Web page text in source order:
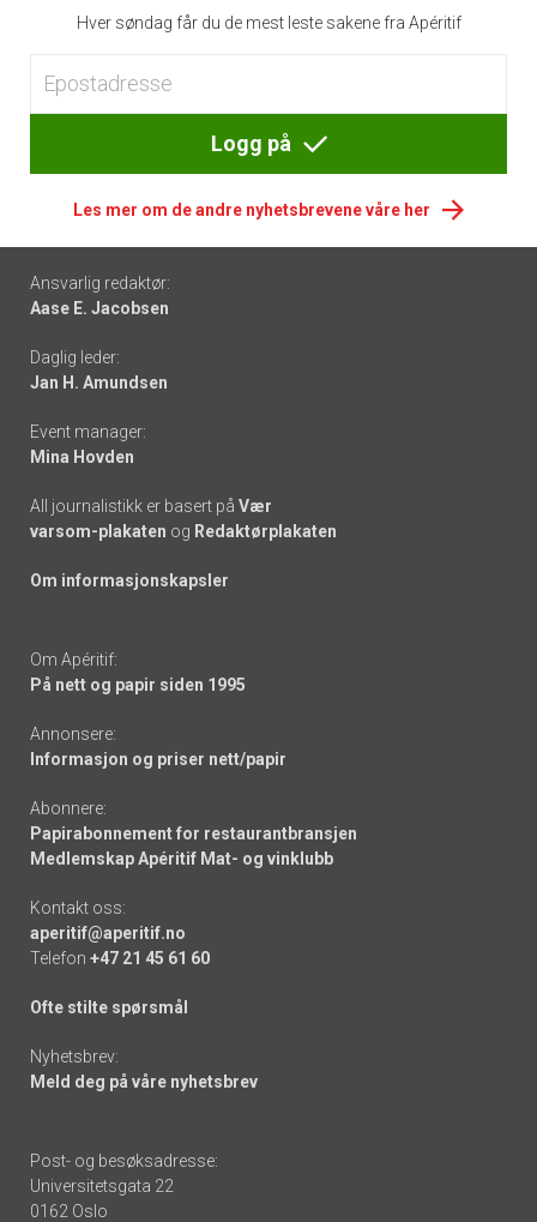
Hver søndag får du de mest leste sakene fra Apéritif
Logg på
Les mer om de andre nyhetsbrevene våre her
Footer
-
links
Ansvarlig redaktør:
Aase E. Jacobsen
Daglig leder:
Jan H. Amundsen
Event manager:
Mina Hovden
All journalistikk er basert på Vær
varsom-plakaten og Redaktørplakaten
Om informasjonskapsler
Om Apéritif:
På nett og papir siden 1995
Annonsere:
Informasjon og priser nett/papir
Abonnere:
Papirabonnement for restaurantbransjen
Medlemskap Apéritif Mat- og vinklubb
Kontakt oss:
aperitif@aperitif.no
Telefon +47 21 45 61 60
Ofte stilte spørsmål
Nyhetsbrev:
Meld deg på våre nyhetsbrev
Post- og besøksadresse:
Universitetsgata 22
0162 Oslo